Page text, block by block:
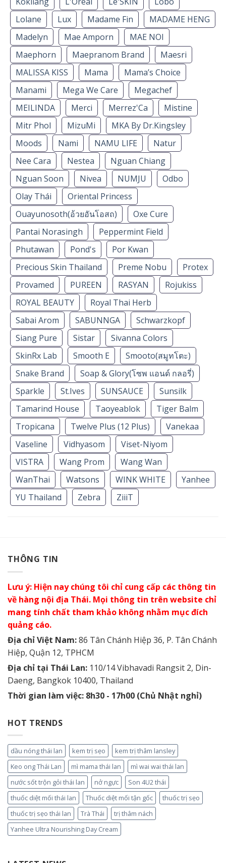
Lolane
Lux Madame Fin
MADAME HENG
Madelyn
Mae Amporn
MAE NOI
Maephorn
Maepranom Brand
Maesri
MALISSA KISS
Mama
Mama’s Choice
Manami
Mega We Care
Megachef
MEILINDA
Merci Merrez'Ca
Mistine
Mitr Phol
MizuMi
MKA By Dr.Kingsley
Moods
Nami NAMU LIFE
Natur
Nee Cara
Nestea
Nguan Chiang
Nguan Soon
Nivea NUMJU
Odbo
Olay Thái
Oriental Princess
Ouayunosoth(อ้วยอันโอสถ)
Oxe Cure
Pantai Norasingh
Peppermint Field
Phutawan
Pond's
Por Kwan
Precious Skin Thailand
Preme Nobu
Protex
Provamed
PUREEN RASYAN
Rojukiss
ROYAL BEAUTY
Royal Thai Herb
Sabai Arom
SABUNNGA
Schwarzkopf
Siang Pure
Sistar
Sivanna Colors
SkinRx Lab
Smooth E
Smooto(สมูทโตะ)
Snake Brand
Soap & Glory(โซพ แอนด์ กลอรี่)
Sparkle
St.Ives SUNSAUCE
Sunsilk
Tamarind House
Taoyeablok
Tiger Balm
Tropicana
Twelve Plus (12 Plus)
Vanekaa
Vaseline
Vidhyasom
Viset-Niyom
VISTRA
Wang Prom
Wang Wan
WanThai
Watsons WINK WHITE
Yanhee
YU Thailand
Zebra ZiiiT
THÔNG TIN
Lưu ý: Hiện nay chúng tôi chỉ cung cấp các thông tin
về hàng nội địa Thái. Mọi thông tin trên website chỉ
mang tính chất tham khảo không nhằm mục đích
quảng cáo.
Địa chỉ Việt Nam:86 Tân Chánh Hiệp 36, P. Tân Chánh
Hiệp, Quận 12, TPHCM
Địa chỉ tại Thái Lan: 110/14 Vibhavadi Rangsit 2, Din-
Daeng, Bangkok 10400, Thailand
Thời gian làm việc: 8h30 - 17h00 (Chủ Nhật nghỉ)
HOT TRENDS
dầu nóng thái lan kem trị sẹo
kem trị thâm lansley
Keo ong Thái Lan
mì mama thái lan
mì wai wai thái lan
nước sốt trộn gỏi thái lan
nở ngực
Son 4U2 thái
thuốc diệt mối thái lan
Thuốc diệt mối tận gốc
thuốc trị sẹo
thuốc trị sẹo thái lan
Trà Thái
trị thâm nách
Yanhee Ultra Nourishing Day Cream